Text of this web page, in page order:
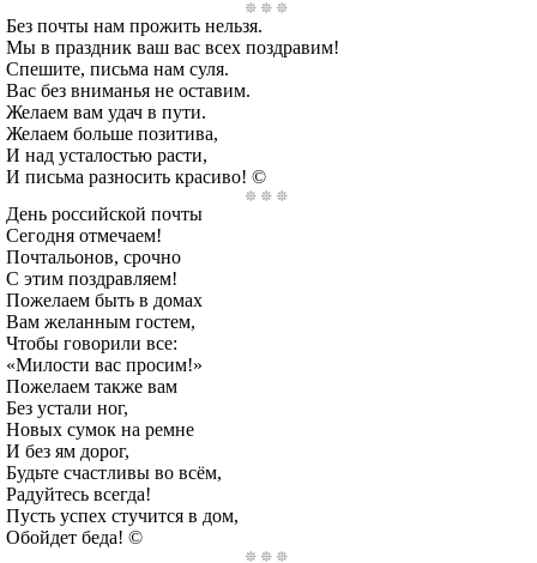
Без почты нам прожить нельзя.
Мы в праздник ваш вас всех поздравим!
Спешите, письма нам суля.
Вас без вниманья не оставим.
Желаем вам удач в пути.
Желаем больше позитива,
И над усталостью расти,
И письма разносить красиво! ©
День российской почты
Сегодня отмечаем!
Почтальонов, срочно
С этим поздравляем!
Пожелаем быть в домах
Вам желанным гостем,
Чтобы говорили все:
«Милости вас просим!»
Пожелаем также вам
Без устали ног,
Новых сумок на ремне
И без ям дорог,
Будьте счастливы во всём,
Радуйтесь всегда!
Пусть успех стучится в дом,
Обойдет беда! ©